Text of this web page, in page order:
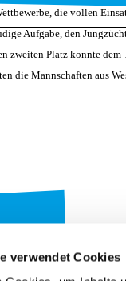
verwendet Cookies
die vollen
Aufgabe, den
zweiten Platz konnte dem
die Mannschaften aus